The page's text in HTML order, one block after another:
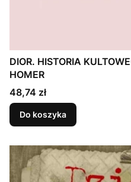
DIOR. HISTORIA
HOMER
Cena
48,74 zł
Do koszyka